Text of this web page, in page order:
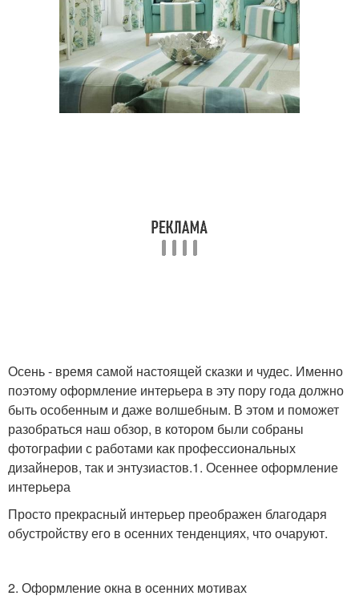
Европейский стиль
Спальня в европейском
стиле
Брутальный стиль Интерьер в стиле
Честный интерьер
Осень - время самой настоящей сказки и чудес. Именно
поэтому оформление интерьера в эту пору года должно
быть особенным и даже волшебным. В этом и поможет
разобраться наш обзор, в котором были собраны
фотографии с работами как профессиональных
дизайнеров, так и энтузиастов.1. Осеннее оформление
интерьера
Просто прекрасный интерьер преображен благодаря
обустройству его в осенних тенденциях, что очаруют.
2. Оформление окна в осенних мотивах